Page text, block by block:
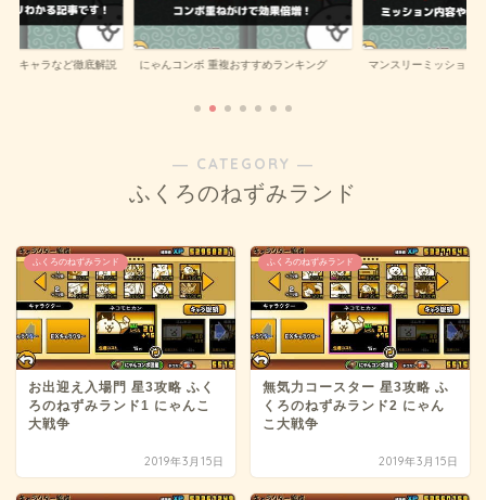
放キャラなど徹底解説 にゃんコンボ 重複おすすめランキング マンスリーミッション
― CATEGORY ―
ふくろのねずみランド
ふくろのねずみランド
お出迎え入場門 星3攻略 ふく
ろのねずみランド1 にゃんこ
大戦争
2019年3月15日
ふくろのねずみランド
無気力コースター 星3攻略 ふ
くろのねずみランド2 にゃん
こ大戦争
2019年3月15日